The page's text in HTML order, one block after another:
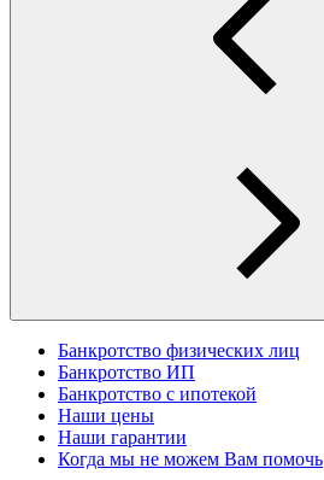
Банкротство физических лиц
Банкротство ИП
Банкротство с ипотекой
Наши цены
Наши гарантии
Когда мы не можем Вам помочь